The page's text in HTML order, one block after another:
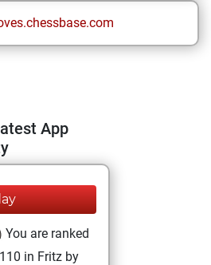
App
You are ranked
in Fritz by